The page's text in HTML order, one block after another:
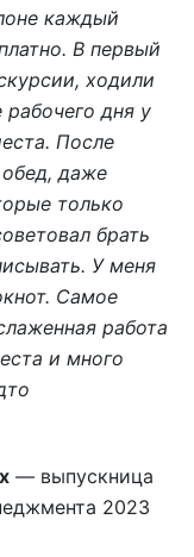
каждый
В первый
ходили
дня у
После
даже
только
брать
У меня
Самое
работа
и много
— выпускница
2023